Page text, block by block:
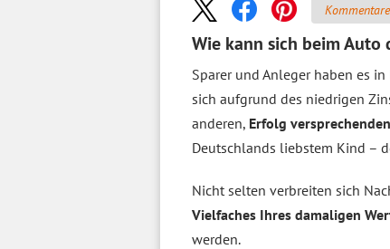
Kommentare
Wie kann sich beim Auto
Sparer und Anleger haben es
sich aufgrund des niedrigen
anderen, Erfolg
Deutschlands liebstem Kind –
Nicht selten verbreiten sich
Vielfaches Ihres damaligen
werden.